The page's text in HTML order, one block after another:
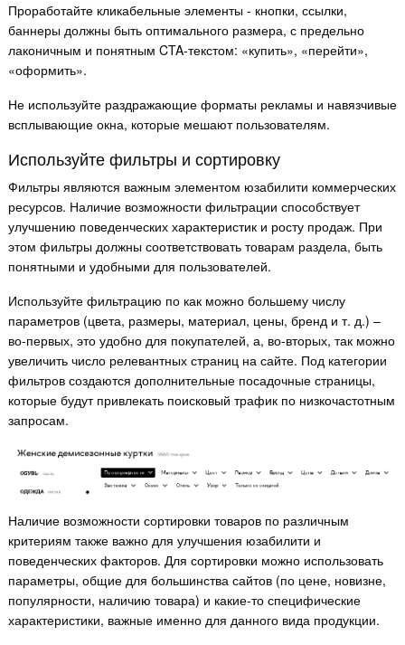
Проработайте кликабельные элементы - кнопки, ссылки,
баннеры должны быть оптимального размера, с предельно
лаконичным и понятным CTA-текстом: «купить», «перейти»,
«оформить».
Не используйте раздражающие форматы рекламы и навязчивые
всплывающие окна, которые мешают пользователям.
Используйте фильтры и сортировку
Фильтры являются важным элементом юзабилити коммерческих
ресурсов. Наличие возможности фильтрации способствует
улучшению поведенческих характеристик и росту продаж. При
этом фильтры должны соответствовать товарам раздела, быть
понятными и удобными для пользователей.
Используйте фильтрацию по как можно большему числу
параметров (цвета, размеры, материал, цены, бренд и т. д.) –
во-первых, это удобно для покупателей, а, во-вторых, так можно
увеличить число релевантных страниц на сайте. Под категории
фильтров создаются дополнительные посадочные страницы,
которые будут привлекать поисковый трафик по низкочастотным
запросам.
Наличие возможности сортировки товаров по различным
критериям также важно для улучшения юзабилити и
поведенческих факторов. Для сортировки можно использовать
параметры, общие для большинства сайтов (по цене, новизне,
популярности, наличию товара) и какие-то специфические
характеристики, важные именно для данного вида продукции.